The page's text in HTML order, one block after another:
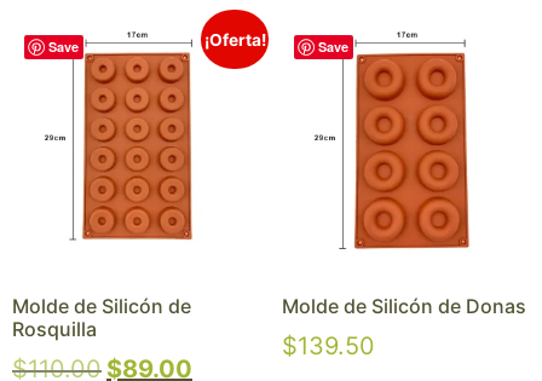
Save ¡Oferta!
Molde de Silicón de
Rosquilla
$110.00 $89.00
Save
Molde de Silicón de Donas
$139.50